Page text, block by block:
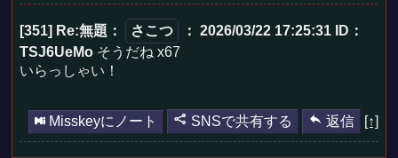
[351] Re:無題 ： さこつ ： 2026/03/22 17:25:31
ID：
TSJ6UeMo そうだね x67
いらっしゃい！
Misskeyにノート SNSで共有する 返信 [↑]